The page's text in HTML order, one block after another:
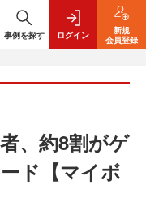
事例を探す ログイン
新規
会員登録
、約8割がゲ
ド【マイボ